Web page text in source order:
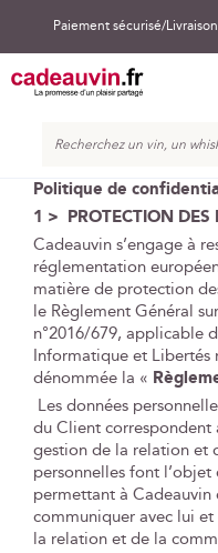
Paiement sécurisé
Politique de
1 > PROTECTION DES
Cadeauvin s’engage à
réglementation
matière de protection
le Règlement Général
n°2016/679, applicable
Informatique et Libertés
dénommée la «
Les données
du Client
gestion de la relation et
personnelles font
permettant à
communiquer avec lui et
la relation et de la